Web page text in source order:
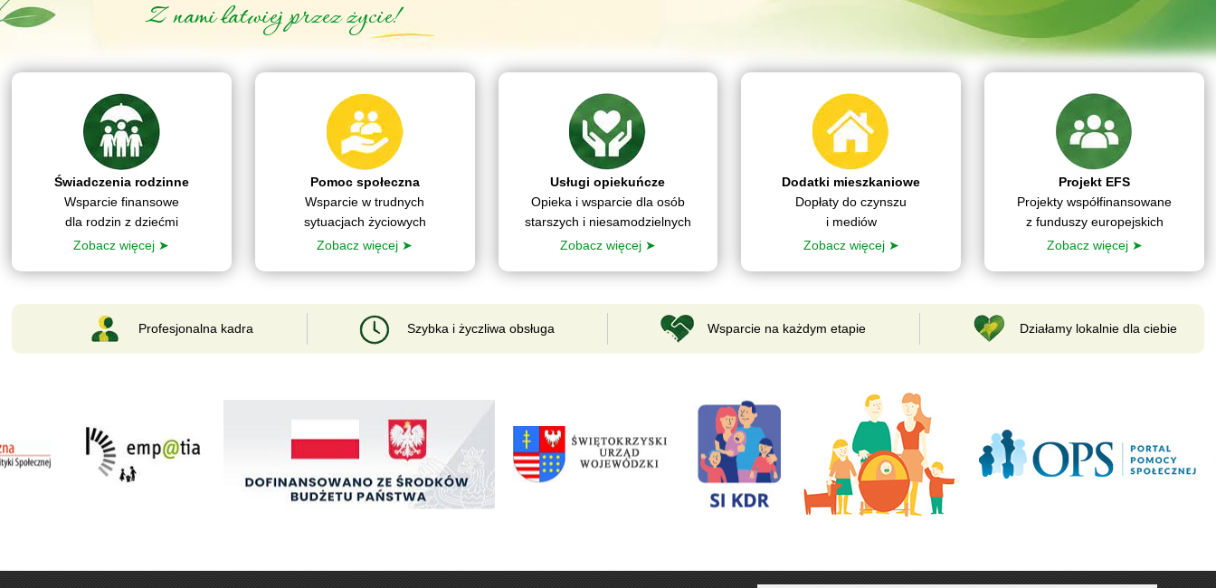
Z nami łatwiej przez życie!
Świadczenia rodzinne
Wsparcie finansowe
dla rodzin z dziećmi
Zobacz więcej ➤
Pomoc społeczna
Wsparcie w trudnych
sytuacjach życiowych
Zobacz więcej ➤
Usługi opiekuńcze
Opieka i wsparcie dla osób
starszych i niesamodzielnych
Zobacz więcej ➤
Dodatki mieszkaniowe
Dopłaty do czynszu
i mediów
Zobacz więcej ➤
Projekt EFS
Projekty współfinansowane
z funduszy europejskich
Zobacz więcej ➤
Profesjonalna kadra Szybka i życzliwa obsługa Wsparcie na każdym etapie Działamy lokalnie dla ciebie